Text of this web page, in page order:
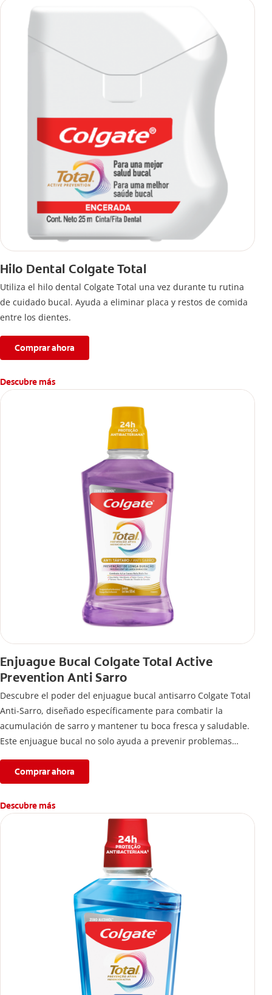
Hilo Dental Colgate Total
Utiliza el hilo dental Colgate Total una vez durante tu rutina
de cuidado bucal. Ayuda a eliminar placa y restos de comida
entre los dientes.
Comprar ahora
Descubre más
Enjuague Bucal Colgate Total Active
Prevention Anti Sarro
Descubre el poder del enjuague bucal antisarro Colgate Total
Anti-Sarro, diseñado específicamente para combatir la
acumulación de sarro y mantener tu boca fresca y saludable.
Este enjuague bucal no solo ayuda a prevenir problemas
Comprar ahora
Descubre más